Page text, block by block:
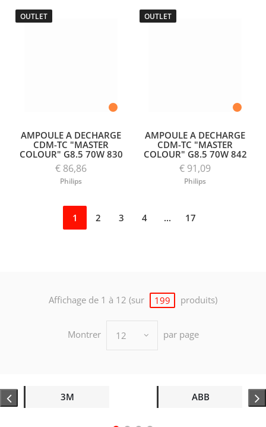
OUTLET
AMPOULE A DECHARGE
CDM-TC "MASTER
COLOUR" G8.5 70W 830
€ 86,86
Philips
OUTLET
AMPOULE A DECHARGE
CDM-TC "MASTER
COLOUR" G8.5 70W 842
€ 91,09
Philips
1 2 3 4 ... 17
Affichage de 1 à 12 (sur 199 produits)
Montrer 12 par page
3M ABB